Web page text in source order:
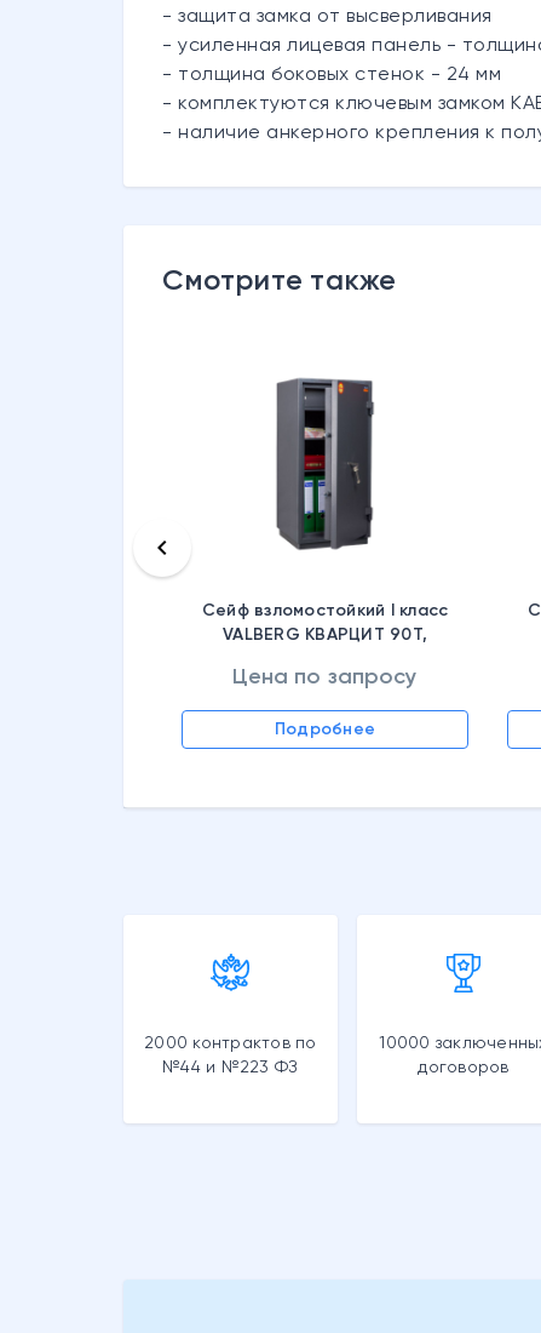
- защита замка от высверливания
- усиленная лицевая панель -
- толщина боковых стенок - 24 мм
- комплектуются ключевым замком
- наличие анкерного крепления к
Смотрите также
Сейф взломостойкий I класс
VALBERG КВАРЦИТ 90Т,
Цена по запросу
Подробнее
keyboard_arrow_left
2000 контрактов по
№44 и №223 ФЗ
10000
договоров